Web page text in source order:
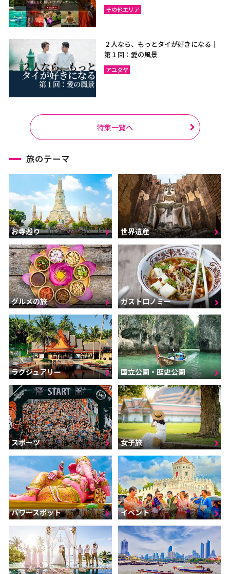
その他エリア
２人なら、もっとタイが好きになる｜
第１回：愛の風景
アユタヤ
特集一覧へ
旅のテーマ
お寺巡り 世界遺産
グルメの旅 ガストロノミー
ラグジュアリー 国立公園・歴史公園
スポーツ 女子旅
パワースポット イベント